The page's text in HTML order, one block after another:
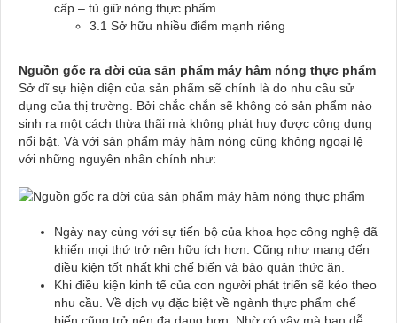
cấp – tủ giữ nóng thực phẩm
3.1 Sở hữu nhiều điểm mạnh riêng
Nguồn gốc ra đời của sản phẩm máy hâm nóng thực phẩm
Sở dĩ sự hiện diện của sản phẩm sẽ chính là do nhu cầu sử
dụng của thị trường. Bởi chắc chắn sẽ không có sản phẩm nào
sinh ra một cách thừa thãi mà không phát huy được công dụng
nổi bật. Và với sản phẩm máy hâm nóng cũng không ngoại lệ
với những nguyên nhân chính như:
Ngày nay cùng với sự tiến bộ của khoa học công nghệ đã
khiến mọi thứ trở nên hữu ích hơn. Cũng như mang đến
điều kiện tốt nhất khi chế biến và bảo quản thức ăn.
Khi điều kiện kinh tế của con người phát triển sẽ kéo theo
nhu cầu. Về dịch vụ đặc biệt về ngành thực phẩm chế
biến cũng trở nên đa dạng hơn. Nhờ có vậy mà bạn dễ